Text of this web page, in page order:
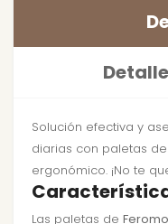
Solución efectiva y
diarias con paletas
ergonómico. ¡No te
Las paletas de